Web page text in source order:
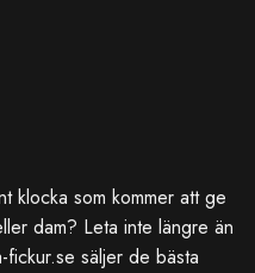
klocka som kommer att ge
dam? Leta inte längre än
fickur.se säljer de bästa